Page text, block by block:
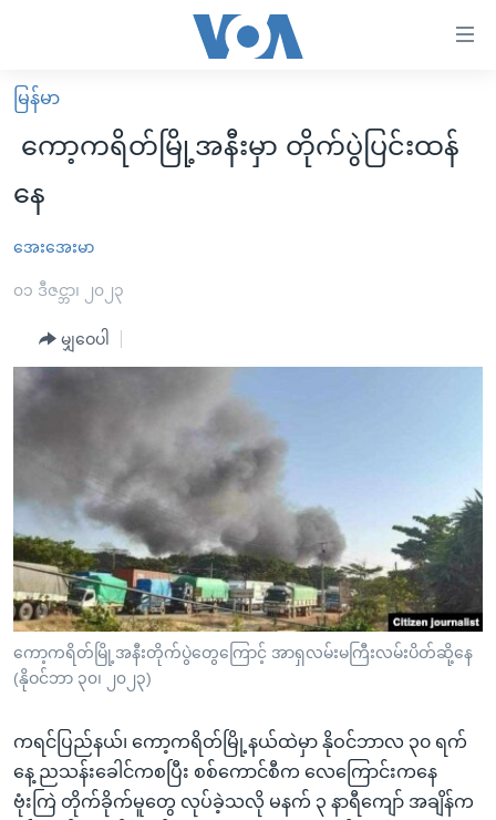
လွယ်ကူ
စေ
Link
များ
ပင်မ
အ
ညွန်း
စာမျက်နှာ
သို့
ကျော်
ကြည့်
ရန်
ရန်
နေရာ
သို့
မူလစာမျက်နှာ
မြန်မာ
ကမ္ဘာ့သတင်းများ
အစ္စရေး-ပါလက်စတိုင်း
အင်္ဂလိပ်စာလေ့လာမယ်
ရုပ်ရှင်ထဲက အင်္ဂလိပ်စာ
သုတပဒေသာ အင်္ဂလိပ်စာ
အပတ်စဉ်ကဏ္ဍများ
ရေဒီယိုနှင့်ရုပ်သံ အချက်အလက်များ
ရေဒီယို/တီဗွီအစီအစဉ်
Learning English
ဗွီအိုအေ လူမှုကွန်ယက်များ
မြန်မာ
ကော့ကရိတ်မြို့အနီးမှာ တိုက်ပွဲပြင်းထန်
နေ
အေးအေးမာ
၀၁ ဒီဇင္ဘာ၊ ၂၀၂၃
မျှဝေပါ
ကော့ကရိတ်မြို့အနီးတိုက်ပွဲတွေကြောင့် အာရှလမ်းမကြီးလမ်းပိတ်ဆို့နေ
(နိုဝင်ဘာ ၃၀၊ ၂၀၂၃)
ကရင်ပြည်နယ်၊ ကော့ကရိတ်မြို့နယ်ထဲမှာ နိုဝင်ဘာလ ၃၀ ရက်
နေ့ ညသန်းခေါင်ကစပြီး စစ်ကောင်စီက လေကြောင်းကနေ
ဗုံးကြဲ တိုက်ခိုက်မူတွေ လုပ်ခဲ့သလို မနက် ၃ နာရီကျော် အချိန်က